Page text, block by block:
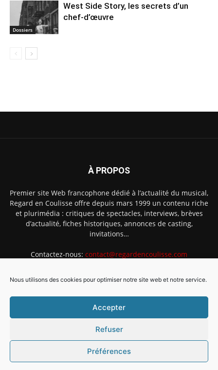
Nous utilisons des cookies pour optimiser notre site web et notre service.
Accepter
Refuser
Préférences
Dossiers
West Side Story, les secrets d’un
chef-d’œuvre
À PROPOS
Premier site Web francophone dédié à l’actualité du musical,
Regard en Coulisse offre depuis mars 1999 un contenu riche
et plurimédia : critiques de spectacles, interviews, brèves
d’actualité, fiches historiques, annonces de casting,
invitations…
Contactez-nous: contact@regardencoulisse.com
Intégration Ghislain Fayard
Mentions légales